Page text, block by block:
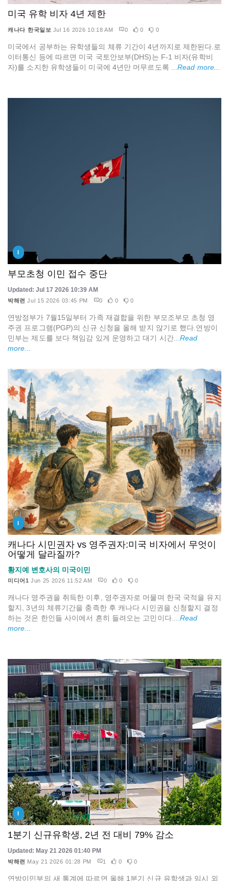
미국 유학 비자 4년 제한
캐나다 한국일보 Jul 16 2026 10:18 AM 0 0 0
미국에서 공부하는 유학생들의 체류 기간이 4년까지로 제한된다.로
이터통신 등에 따르면 미국 국토안보부(DHS)는 F-1 비자(유학비
자)를 소지한 유학생들이 미국에 4년만 머무르도록 ...Read more...
I
부모초청 이민 접수 중단
Updated: Jul 17 2026 10:39 AM
박해련 Jul 15 2026 03:45 PM 0 0 0
연방정부가 7월15일부터 가족 재결합을 위한 부모조부모 초청 영
주권 프로그램(PGP)의 신규 신청을 올해 받지 않기로 했다.연방이
민부는 제도를 보다 책임감 있게 운영하고 대기 시간...Read
more...
I
캐나다 시민권자 vs 영주권자:미국 비자에서 무엇이
어떻게 달라질까?
황지예 변호사의 미국이민
미디어1 Jun 25 2026 11:52 AM 0 0 0
캐나다 영주권을 취득한 이후, 영주권자로 머물며 한국 국적을 유지
할지, 3년의 체류기간을 충족한 후 캐나다 시민권을 신청할지 결정
하는 것은 한인들 사이에서 흔히 들려오는 고민이다....Read
more...
1분기 신규유학생, 2년 전 대비 79% 감소
Updated: May 21 2026 01:40 PM
박해련 May 21 2026 01:28 PM 1 0 0
연방이민부의 새 통계에 따르면 올해 1분기 신규 유학생과 임시 외